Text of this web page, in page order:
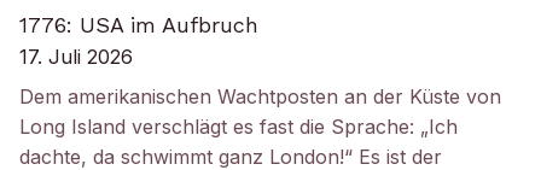
1776: USA im Aufbruch
17. Juli 2026
Dem amerikanischen Wachtposten an der Küste von
Long Island verschlägt es fast die Sprache: „Ich
dachte, da schwimmt ganz London!“ Es ist der